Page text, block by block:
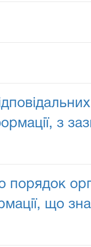
з
порядок
що